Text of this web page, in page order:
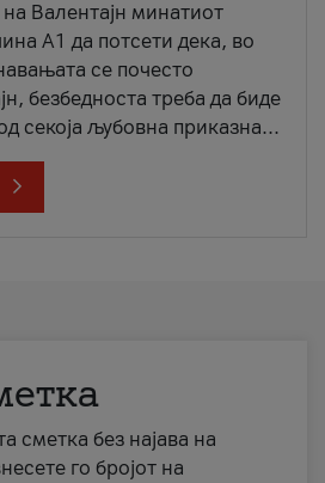
Валентајн минатиот
А1 да потсети дека, во
се почесто
безбедноста треба да биде
секоја љубовна приказна...
сметка без најава на
го бројот на